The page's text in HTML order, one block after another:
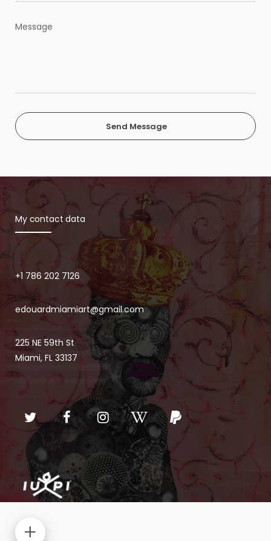
Send Message
My contact data
+1 786 202 7126
edouardmiamiart@gmail.com
225 NE 59th St
Miami, FL 33137